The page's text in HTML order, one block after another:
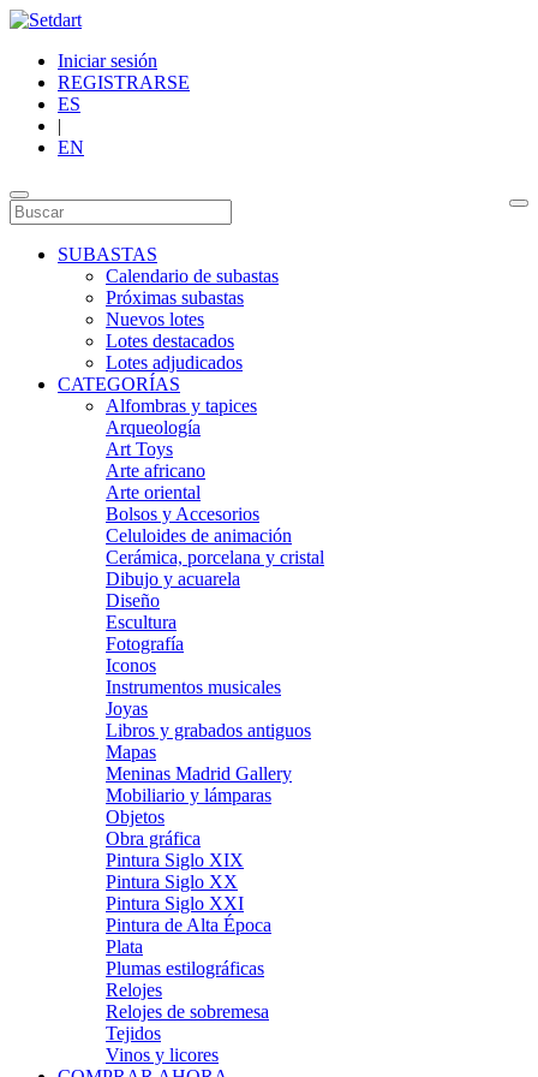
Iniciar sesión
REGISTRARSE
ES
|
EN
SUBASTAS
Calendario de subastas
Próximas subastas
Nuevos lotes
Lotes destacados
Lotes adjudicados
CATEGORÍAS
Alfombras y tapices
Arqueología
Art Toys
Arte africano
Arte oriental
Bolsos y Accesorios
Celuloides de animación
Cerámica, porcelana y cristal
Dibujo y acuarela
Diseño
Escultura
Fotografía
Iconos
Instrumentos musicales
Joyas
Libros y grabados antiguos
Mapas
Meninas Madrid Gallery
Mobiliario y lámparas
Objetos
Obra gráfica
Pintura Siglo XIX
Pintura Siglo XX
Pintura Siglo XXI
Pintura de Alta Época
Plata
Plumas estilográficas
Relojes
Relojes de sobremesa
Tejidos
Vinos y licores